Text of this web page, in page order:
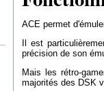
ACE permet
Il est
précision de son
Mais les rétro-
majorités des DSK